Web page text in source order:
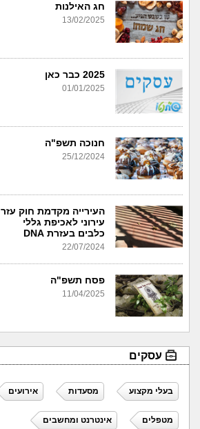
חג האילנות
13/02/2025
2025 כבר כאן
01/01/2025
חנוכה תשפ"ה
25/12/2024
העירייה מקדמת חוק עזר
עירוני לאכיפת גללי
כלבים בעזרת DNA
22/07/2024
פסח תשפ"ה
11/04/2025
עסקים
בעלי מקצוע מסעדות אירועים
מטפלים אינטרנט ומחשבים